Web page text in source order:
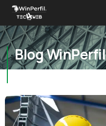
Blog WinPerfil